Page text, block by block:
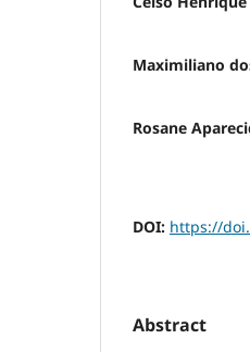
Maximiliano
Rosane
DOI: https://
Abstract